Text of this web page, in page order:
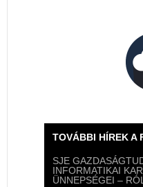
TOVÁBBI HÍREK A
SJE
INFORMATIKAI
ÜNNEPSÉGEI –